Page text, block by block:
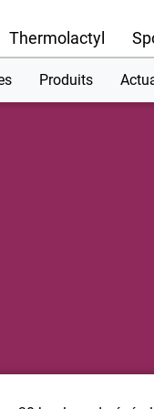
Thermolactyl
Produits